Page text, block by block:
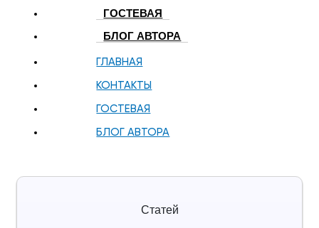
ГОСТЕВАЯ
БЛОГ АВТОРА
ГЛАВНАЯ
КОНТАКТЫ
ГОСТЕВАЯ
БЛОГ АВТОРА
Статей